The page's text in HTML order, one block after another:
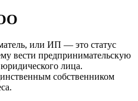
или ИП — это статус
вести предпринимательскую
юридического лица.
собственником